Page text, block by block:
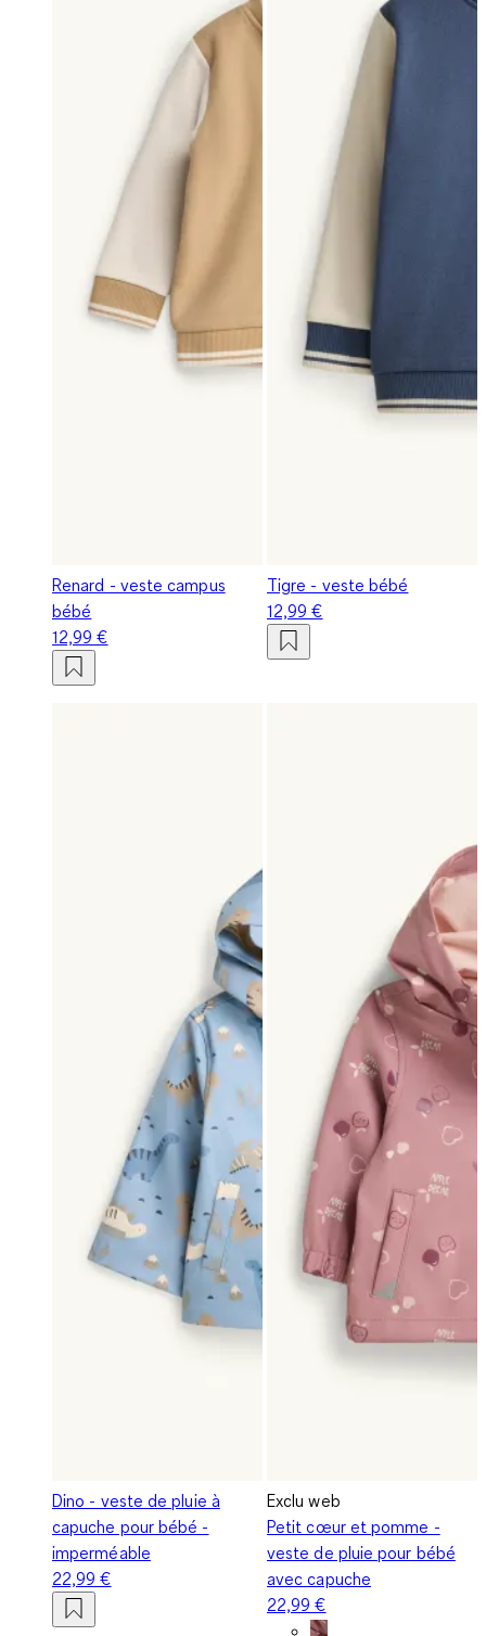
Renard - veste campus
bébé
12,99 €
Tigre - veste bébé
12,99 €
Dino - veste de pluie à
capuche pour bébé -
imperméable
22,99 €
Exclu web
Petit cœur et pomme -
veste de pluie pour bébé
avec capuche
22,99 €